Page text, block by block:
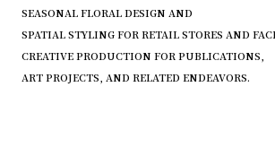
SEASONAL FLORAL DESIGN AND
SPATIAL STYLING FOR RETAIL STORES AND
CREATIVE PRODUCTION FOR PUBLICATIONS,
ART PROJECTS, AND RELATED ENDEAVORS.